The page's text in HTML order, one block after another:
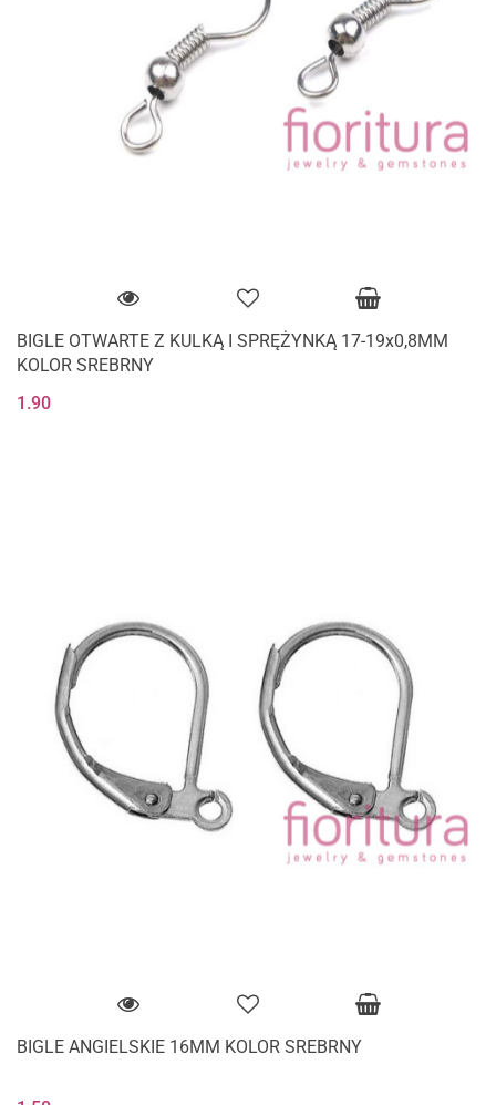
BIGLE OTWARTE Z KULKĄ I SPRĘŻYNKĄ 17-19x0,8MM
KOLOR SREBRNY
1.90
BIGLE ANGIELSKIE 16MM KOLOR SREBRNY